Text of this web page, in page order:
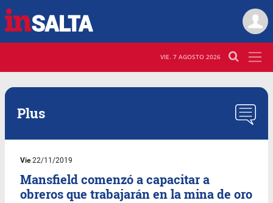
VIE. 7 AGOSTO 2026
Plus
Vie22/11/2019
Mansfield comenzó a capacitar a
obreros que trabajarán en la mina de oro